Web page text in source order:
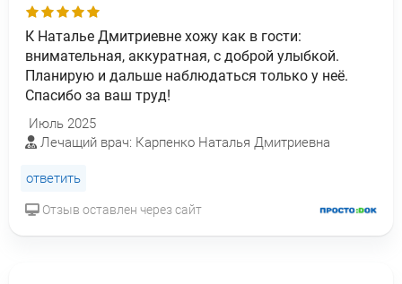
К Наталье Дмитриевне хожу как в гости:
внимательная, аккуратная, с доброй улыбкой.
Планирую и дальше наблюдаться только у неё.
Спасибо за ваш труд!
Июль 2025
Лечащий врач: Карпенко Наталья Дмитриевна
ответить
Отзыв оставлен через сайт